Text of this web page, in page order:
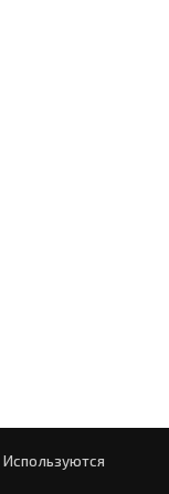
Используются